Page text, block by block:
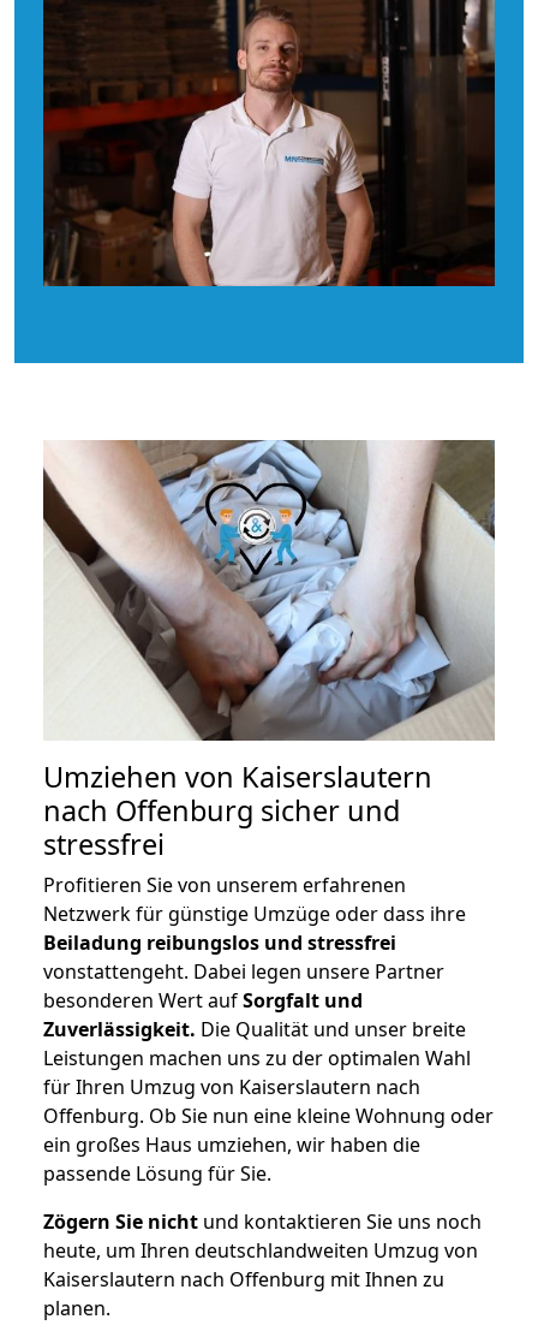
Umziehen von Kaiserslautern
nach Offenburg sicher und
stressfrei
Profitieren Sie von unserem erfahrenen
Netzwerk für günstige Umzüge oder dass ihre
Beiladung reibungslos und stressfrei
vonstattengeht. Dabei legen unsere Partner
besonderen Wert aufSorgfalt und
Zuverlässigkeit. Die Qualität und unser breite
Leistungen machen uns zu der optimalen Wahl
für Ihren Umzug von Kaiserslautern nach
Offenburg. Ob Sie nun eine kleine Wohnung oder
ein großes Haus umziehen, wir haben die
passende Lösung für Sie.
Zögern Sie nicht und kontaktieren Sie uns noch
heute, um Ihren deutschlandweiten Umzug von
Kaiserslautern nach Offenburg mit Ihnen zu
planen.